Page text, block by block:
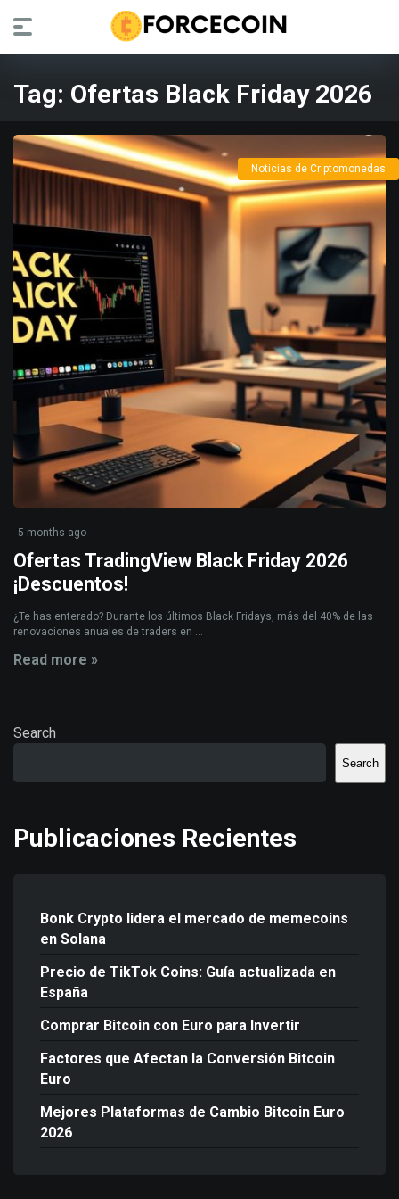
Tag: Ofertas Black Friday 2026
Noticias de Criptomonedas
5 months ago
Ofertas TradingView Black Friday 2026
¡Descuentos!
¿Te has enterado? Durante los últimos Black Fridays, más del 40% de las
renovaciones anuales de traders en ...
Read more »
Search
Search
Publicaciones Recientes
Bonk Crypto lidera el mercado de memecoins
en Solana
Precio de TikTok Coins: Guía actualizada en
España
Comprar Bitcoin con Euro para Invertir
Factores que Afectan la Conversión Bitcoin
Euro
Mejores Plataformas de Cambio Bitcoin Euro
2026